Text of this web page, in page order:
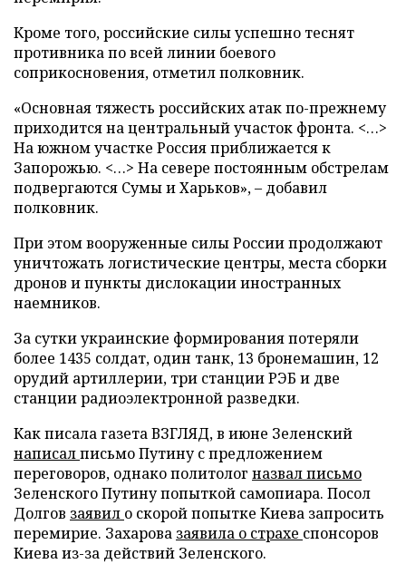
Кроме того, российские силы успешно теснят
противника по всей линии боевого
соприкосновения, отметил полковник.
«Основная тяжесть российских атак по-прежнему
приходится на центральный участок фронта. <…>
На южном участке Россия приближается к
Запорожью. <…> На севере постоянным обстрелам
подвергаются Сумы и Харьков», – добавил
полковник.
При этом вооруженные силы России продолжают
уничтожать логистические центры, места сборки
дронов и пункты дислокации иностранных
наемников.
За сутки украинские формирования потеряли
более 1435 солдат, один танк, 13 бронемашин, 12
орудий артиллерии, три станции РЭБ и две
станции радиоэлектронной разведки.
Как писала газета ВЗГЛЯД, в июне Зеленский
написалписьмо Путину с предложением
переговоров, однако политолог назвал письмо
Зеленского Путину попыткой самопиара. Посол
Долгов заявил о скорой попытке Киева запросить
перемирие. Захарова заявила о страхе спонсоров
Киева из-за действий Зеленского.